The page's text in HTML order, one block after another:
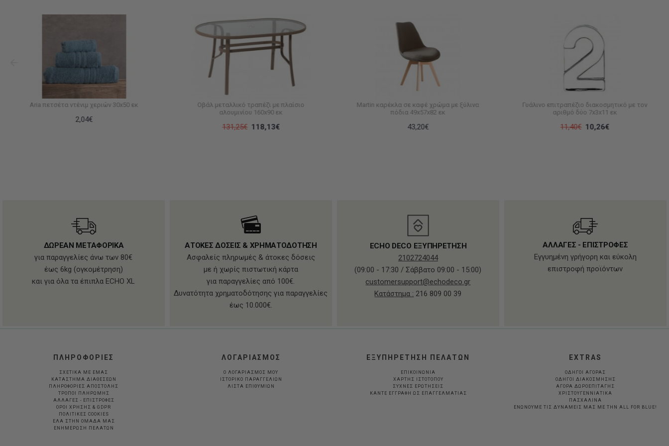
Aria πετσέτα ντένιμ χεριών 30x50 εκ
2,04€
Οβάλ μεταλλικό τραπέζι με πλαίσιο
αλουμινίου 160x90 εκ
131,25€ 118,13€
Martin καρέκλα σε καφέ χρώμα με ξύλινα
πόδια 49x57x82 εκ
43,20€
Γυάλινο επιτραπέζιο διακοσμητικό με τον
αριθμό δύο 7x3x11 εκ
11,40€ 10,26€
ΔΩΡΕΑΝ ΜΕΤΑΦΟΡΙΚΑ
για παραγγελίες άνω των 80€
έως 6kg (ογκομέτρηση)
και για όλα τα έπιπλα ECHO XL
ΑΤΟΚΕΣ ΔΟΣΕΙΣ & ΧΡΗΜΑΤΟΔΟΤΗΣΗ
Ασφαλείς πληρωμές & άτοκες δόσεις
με ή χωρίς πιστωτική κάρτα
για παραγγελίες από 100€.
Δυνατότητα χρηματοδότησης για παραγγελίες
έως 10.000€.
ECHO DECO ΕΞΥΠΗΡΕΤΗΣΗ
2102724044
(09:00 - 17:30 / Σάββατο 09:00 - 15:00)
customersupport@echodeco.gr
Κατάστημα : 216 809 00 39
ΑΛΛΑΓΕΣ - ΕΠΙΣΤΡΟΦΕΣ
Εγγυημένη γρήγορη και εύκολη
επιστροφή προϊόντων
ΠΛΗΡΟΦΟΡΙΕΣ
ΣΧΕΤΙΚΑ ΜΕ ΕΜΑΣ
ΚΑΤΑΣΤΗΜΑ ΔΙΑΘΕΣΕΩΝ
ΠΛΗΡΟΦΟΡΙΕΣ ΑΠΟΣΤΟΛΗΣ
ΤΡΟΠΟΙ ΠΛΗΡΩΜΗΣ
ΑΛΛΑΓΕΣ - ΕΠΙΣΤΡΟΦΕΣ
ΟΡΟΙ ΧΡΗΣΗΣ & GDPR
ΠΟΛΙΤΙΚΕΣ COOKIES
ΕΛΑ ΣΤΗΝ ΟΜΑΔΑ ΜΑΣ
ΕΝΗΜΕΡΩΣΗ ΠΕΛΑΤΩΝ
ΛΟΓΑΡΙΑΣΜΟΣ
Ο ΛΟΓΑΡΙΑΣΜΟΣ ΜΟΥ
ΙΣΤΟΡΙΚΟ ΠΑΡΑΓΓΕΛΙΩΝ
ΛΙΣΤΑ ΕΠΙΘΥΜΙΩΝ
ΕΞΥΠΗΡΕΤΗΣΗ ΠΕΛΑΤΩΝ
ΕΠΙΚΟΙΝΩΝΙΑ
ΧΑΡΤΗΣ ΙΣΤΟΤΟΠΟΥ
ΣΥΧΝΕΣ ΕΡΩΤΗΣΕΙΣ
ΚΆΝΤΕ ΕΓΓΡΑΦΉ ΩΣ ΕΠΑΓΓΕΛΜΑΤΊΑΣ
EXTRAS
ΟΔΗΓΟΙ ΑΓΟΡΑΣ
ΟΔΗΓΟΙ ΔΙΑΚΟΣΜΗΣΗΣ
ΑΓΟΡΑ ΔΩΡΟΕΠΙΤΑΓΗΣ
ΧΡΙΣΤΟΥΓΕΝΝΙΑΤΙΚΑ
ΠΑΣΧΑΛΙΝΑ
ΕΝΩΝΟΥΜΕ ΤΙΣ ΔΥΝΑΜΕΙΣ ΜΑΣ ΜΕ ΤΗΝ ALL FOR BLUE!